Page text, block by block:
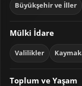
Büyükşehir ve İller
Mülki İdare
Valilikler
Toplum ve Yaşam